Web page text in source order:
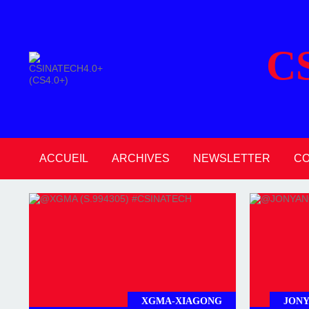
ACCUEIL ARCHIVES
2026
2025
2024
2023
2022
2021
2020
NEWSLETTER
XGMA-XIAGONG